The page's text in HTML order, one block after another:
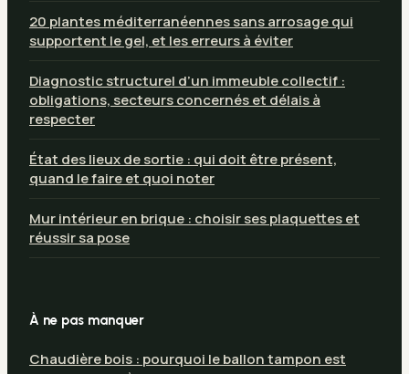
20 plantes méditerranéennes sans arrosage qui
supportent le gel, et les erreurs à éviter
Diagnostic structurel d’un immeuble collectif :
obligations, secteurs concernés et délais à
respecter
État des lieux de sortie : qui doit être présent,
quand le faire et quoi noter
Mur intérieur en brique : choisir ses plaquettes et
réussir sa pose
À ne pas manquer
Chaudière bois : pourquoi le ballon tampon est